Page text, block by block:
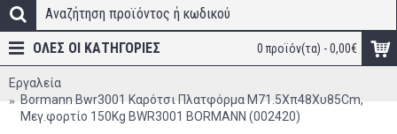
0 προϊόν(τα) - 0,00€
ΟΛΕΣ ΟΙ ΚΑΤΗΓΟΡΊΕΣ
Εργαλεία
Bormann Bwr3001 Καρότσι Πλατφόρμα Μ71.5Xπ48Xυ85Cm,
Μεγ.φορτίο 150Kg BWR3001 BORMANN (002420)